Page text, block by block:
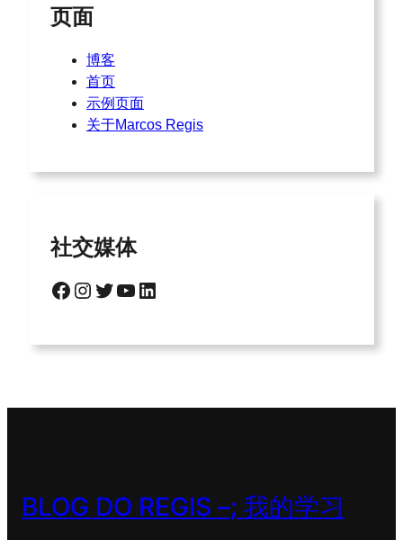
页面
博客
首页
示例页面
关于Marcos Regis
社交媒体
脸书Instagram 推特YouTube 领英
BLOG DO REGIS –; 我的学习